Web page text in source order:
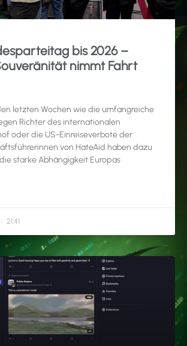
bis 2026 –
nimmt Fahrt
letzten Wochen wie die umfangreiche
Richter des internationalen
oder die US-Einreiseverbote der
von HateAid haben dazu
starke Abhängigkeit Europas
21:41